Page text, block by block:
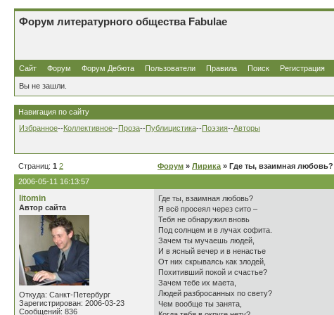
Форум литературного общества Fabulae
Сайт Форум Форум Дебюта Пользователи Правила Поиск Регистрация
Вы не зашли.
Навигация по сайту
Избранное--Коллективное--Проза--Публицистика--Поэзия--Авторы
Страниц: 1 2 Форум » Лирика » Где ты, взаимная любовь?
2006-05-11 16:13:57
litomin
Автор сайта
Откуда: Санкт-Петербург
Зарегистрирован: 2006-03-23
Сообщений: 836
Где ты, взаимная любовь?
Я всё просеял через сито –
Тебя не обнаружил вновь
Под солнцем и в лучах софита.
Зачем ты мучаешь людей,
И в ясный вечер и в ненастье
От них скрываясь как злодей,
Похитивший покой и счастье?
Зачем тебе их маета,
Людей разбросанных по свету?
Чем вообще ты занята,